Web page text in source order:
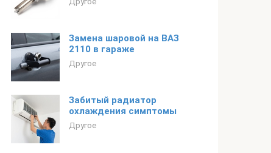
Замена шаровой на ВАЗ
2110 в гараже
Другое
Забитый радиатор
охлаждения симптомы
Другое